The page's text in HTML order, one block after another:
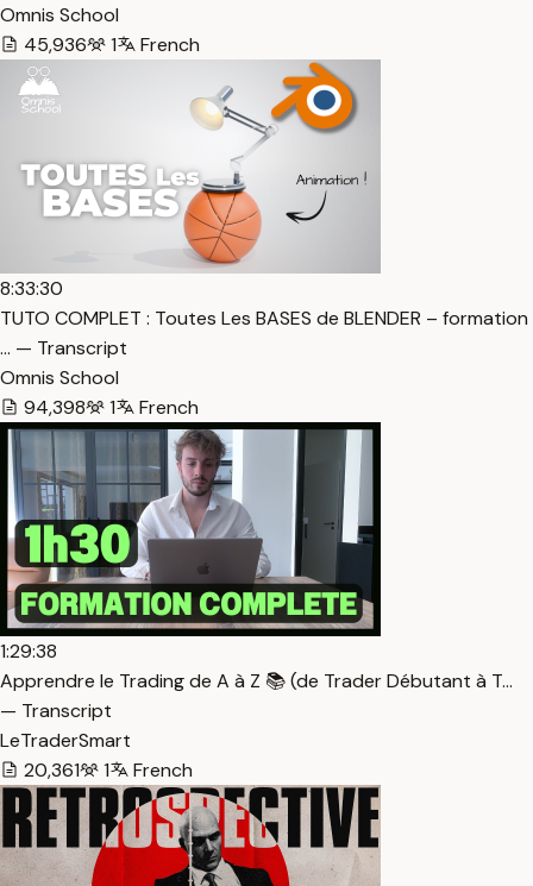
Omnis School
45,936
1 French
8:33:30
TUTO COMPLET : Toutes Les BASES de BLENDER – formation
… — Transcript
Omnis School
94,398
1 French
1:29:38
Apprendre le Trading de A à Z 📚 (de Trader Débutant à T…
— Transcript
LeTraderSmart
20,361
1 French